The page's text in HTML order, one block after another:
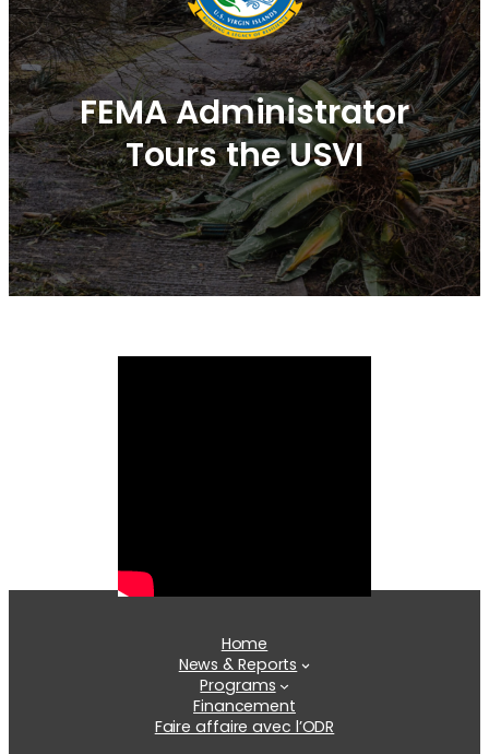
FEMA Administrator
Tours the USVI
Home
News & Reports
Programs
Financement
Faire affaire avec l’ODR